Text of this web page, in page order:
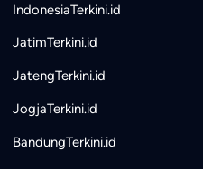
IndonesiaTerkini.id
JatimTerkini.id
JatengTerkini.id
JogjaTerkini.id
BandungTerkini.id